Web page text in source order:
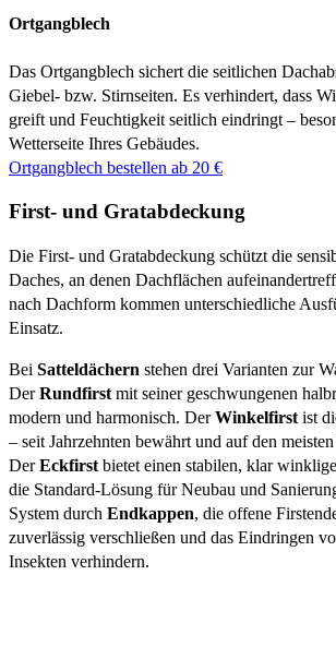
Ortgangblech
Das Ortgangblech sichert die seitlichen
Giebel- bzw. Stirnseiten. Es verhindert, dass
greift und Feuchtigkeit seitlich eindringt –
Wetterseite Ihres Gebäudes.
Ortgangblech bestellen ab 20 €
First- und Gratabdeckung
Die First- und Gratabdeckung schützt die
Daches, an denen Dachflächen
nach Dachform kommen unterschiedliche
Einsatz.
Bei Satteldächern stehen drei Varianten zur
DerRundfirst mit seiner geschwungenen
modern und harmonisch. DerWinkelfirst ist
– seit Jahrzehnten bewährt und auf den
DerEckfirst bietet einen stabilen, klar
die Standard-Lösung für Neubau und
System durch Endkappen, die offene
zuverlässig verschließen und das Eindringen
Insekten verhindern.